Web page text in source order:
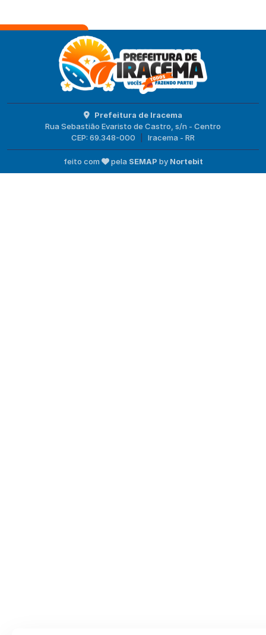
Prefeitura de Iracema
Rua Sebastião Evaristo de Castro, s/n - Centro
CEP: 69.348-000
Iracema - RR
feito com pela SEMAP by Nortebit